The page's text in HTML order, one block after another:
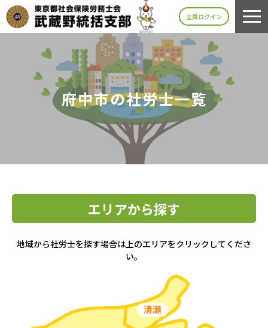
会員ログイン
府中市の社労士一覧
エリアから探す
地域から社労士を探す場合は上のエリアをクリックしてくださ
い。